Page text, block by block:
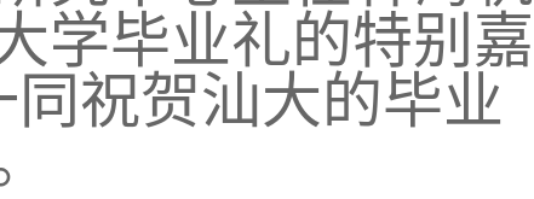
学毕业礼的特别嘉
祝贺汕大的毕业